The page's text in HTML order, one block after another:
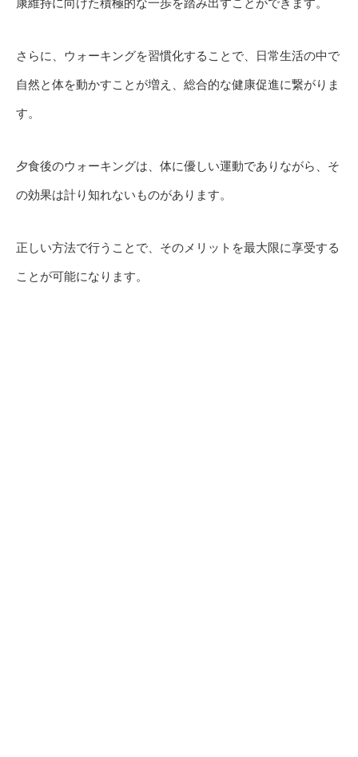
康維持に向けた積極的な一歩を踏み出すことができます。
さらに、ウォーキングを習慣化することで、日常生活の中で
自然と体を動かすことが増え、総合的な健康促進に繋がりま
す。
夕食後のウォーキングは、体に優しい運動でありながら、そ
の効果は計り知れないものがあります。
正しい方法で行うことで、そのメリットを最大限に享受する
ことが可能になります。